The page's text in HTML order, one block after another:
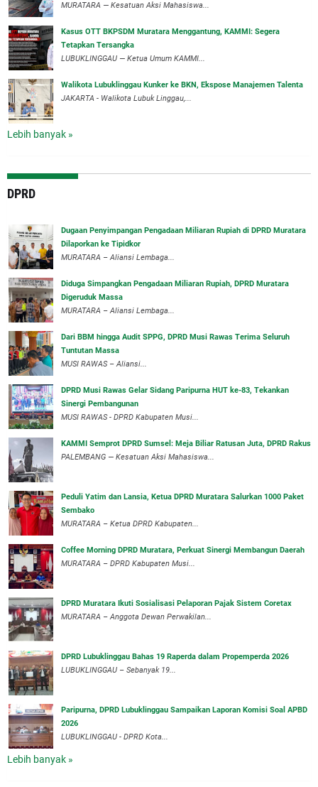
‎MURATARA — Kesatuan Aksi Mahasiswa...
‎Kasus OTT BKPSDM Muratara Menggantung, KAMMI: Segera
Tetapkan Tersangka
‎LUBUKLINGGAU — Ketua Umum KAMMI...
Walikota Lubuklinggau Kunker ke BKN, Ekspose Manajemen Talenta
JAKARTA - Walikota Lubuk Linggau,...
Lebih banyak »
DPRD
‎Dugaan Penyimpangan Pengadaan Miliaran Rupiah di DPRD Muratara
Dilaporkan ke Tipidkor
‎MURATARA – Aliansi Lembaga...
Diduga Simpangkan Pengadaan Miliaran Rupiah, DPRD Muratara
Digeruduk Massa
‎MURATARA – Aliansi Lembaga...
Dari BBM hingga Audit SPPG, DPRD Musi Rawas Terima Seluruh
Tuntutan Massa
MUSI RAWAS – Aliansi...
DPRD Musi Rawas Gelar Sidang Paripurna HUT ke-83, Tekankan
Sinergi Pembangunan
MUSI RAWAS - DPRD Kabupaten Musi...
KAMMI Semprot DPRD Sumsel: Meja Biliar Ratusan Juta, DPRD Rakus
PALEMBANG — Kesatuan Aksi Mahasiswa...
Peduli Yatim dan Lansia, Ketua DPRD Muratara Salurkan 1000 Paket
Sembako
MURATARA – Ketua DPRD Kabupaten...
Coffee Morning DPRD Muratara, Perkuat Sinergi Membangun Daerah
MURATARA – DPRD Kabupaten Musi...
DPRD Muratara Ikuti Sosialisasi Pelaporan Pajak Sistem Coretax
MURATARA – Anggota Dewan Perwakilan...
DPRD Lubuklinggau Bahas 19 Raperda dalam Propemperda 2026
LUBUKLINGGAU – Sebanyak 19...
Paripurna, DPRD Lubuklinggau Sampaikan Laporan Komisi Soal APBD
2026
LUBUKLINGGAU - DPRD Kota...
Lebih banyak »